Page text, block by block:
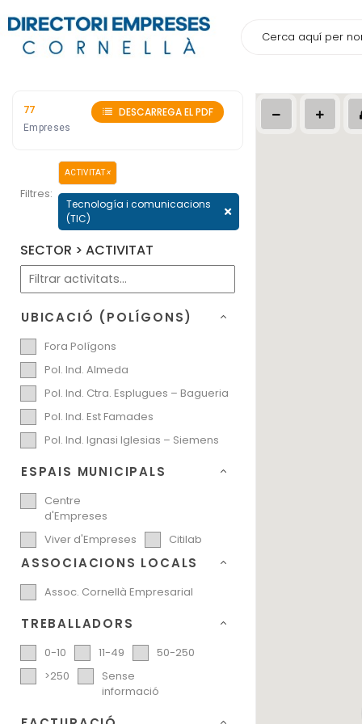
77
Empreses
DESCARREGA EL PDF
Filtres:
ACTIVITAT×
Tecnología i comunicacions
(TIC)
SECTOR > ACTIVITAT
UBICACIÓ (POLÍGONS)
Fora Polígons
Pol. Ind. Almeda
Pol. Ind. Ctra. Esplugues – Bagueria
Pol. Ind. Est Famades
Pol. Ind. Ignasi Iglesias – Siemens
ESPAIS MUNICIPALS
Centre
d'Empreses
Viver d'Empreses
Citilab
ASSOCIACIONS LOCALS
Assoc. Cornellà Empresarial
TREBALLADORS
0-10 11-49
50-250
>250
Sense
informació